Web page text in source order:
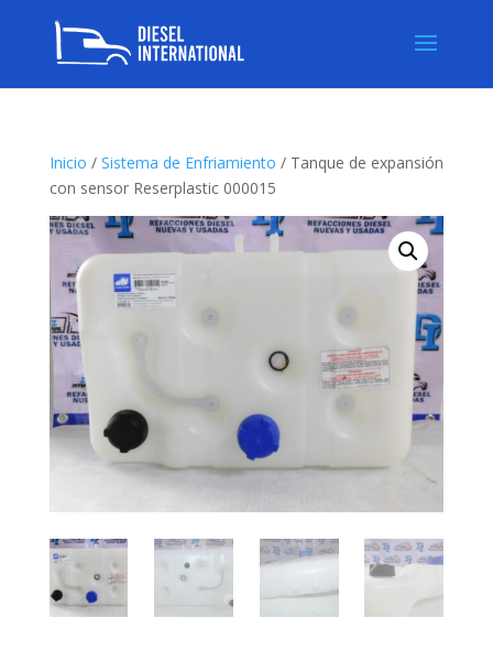
Inicio / Sistema de Enfriamiento / Tanque de expansión
con sensor Reserplastic 000015